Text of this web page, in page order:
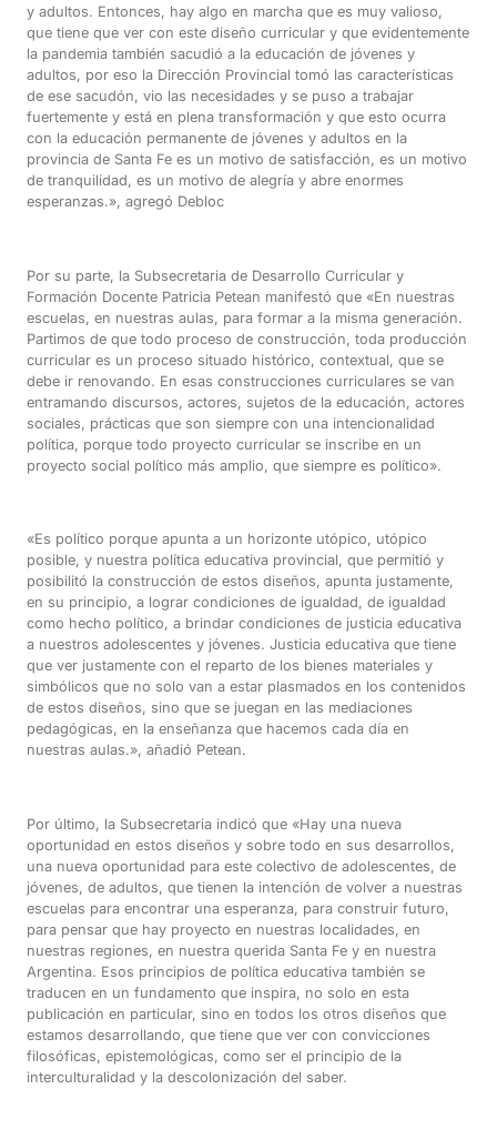
y adultos. Entonces, hay algo en marcha que es muy valioso,
que tiene que ver con este diseño curricular y que evidentemente
la pandemia también sacudió a la educación de jóvenes y
adultos, por eso la Dirección Provincial tomó las características
de ese sacudón, vio las necesidades y se puso a trabajar
fuertemente y está en plena transformación y que esto ocurra
con la educación permanente de jóvenes y adultos en la
provincia de Santa Fe es un motivo de satisfacción, es un motivo
de tranquilidad, es un motivo de alegría y abre enormes
esperanzas.», agregó Debloc
Por su parte, la Subsecretaria de Desarrollo Curricular y
Formación Docente Patricia Petean manifestó que «En nuestras
escuelas, en nuestras aulas, para formar a la misma generación.
Partimos de que todo proceso de construcción, toda producción
curricular es un proceso situado histórico, contextual, que se
debe ir renovando. En esas construcciones curriculares se van
entramando discursos, actores, sujetos de la educación, actores
sociales, prácticas que son siempre con una intencionalidad
política, porque todo proyecto curricular se inscribe en un
proyecto social político más amplio, que siempre es político».
«Es político porque apunta a un horizonte utópico, utópico
posible, y nuestra política educativa provincial, que permitió y
posibilitó la construcción de estos diseños, apunta justamente,
en su principio, a lograr condiciones de igualdad, de igualdad
como hecho político, a brindar condiciones de justicia educativa
a nuestros adolescentes y jóvenes. Justicia educativa que tiene
que ver justamente con el reparto de los bienes materiales y
simbólicos que no solo van a estar plasmados en los contenidos
de estos diseños, sino que se juegan en las mediaciones
pedagógicas, en la enseñanza que hacemos cada día en
nuestras aulas.», añadió Petean.
Por último, la Subsecretaria indicó que «Hay una nueva
oportunidad en estos diseños y sobre todo en sus desarrollos,
una nueva oportunidad para este colectivo de adolescentes, de
jóvenes, de adultos, que tienen la intención de volver a nuestras
escuelas para encontrar una esperanza, para construir futuro,
para pensar que hay proyecto en nuestras localidades, en
nuestras regiones, en nuestra querida Santa Fe y en nuestra
Argentina. Esos principios de política educativa también se
traducen en un fundamento que inspira, no solo en esta
publicación en particular, sino en todos los otros diseños que
estamos desarrollando, que tiene que ver con convicciones
filosóficas, epistemológicas, como ser el principio de la
interculturalidad y la descolonización del saber.